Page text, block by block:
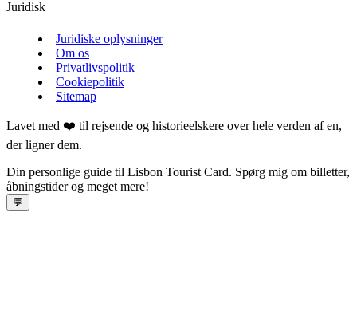
Juridisk
Juridiske oplysninger
Om os
Privatlivspolitik
Cookiepolitik
Sitemap
Lavet med ❤️ til rejsende og historieelskere over hele verden af en,
der ligner dem.
Din personlige guide til Lisbon Tourist Card. Spørg mig om billetter,
åbningstider og meget mere!
💬